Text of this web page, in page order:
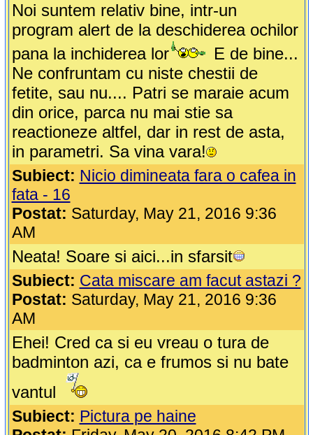
Noi suntem relativ bine, intr-un
program alert de la deschiderea ochilor
pana la inchiderea lor
E de bine...
Ne confruntam cu niste chestii de
fetite, sau nu.... Patri se maraie acum
din orice, parca nu mai stie sa
reactioneze altfel, dar in rest de asta,
in parametri. Sa vina vara!
Subiect: Nicio dimineata fara o cafea in
fata - 16
Postat: Saturday, May 21, 2016 9:36
AM
Neata! Soare si aici...in sfarsit
Subiect: Cata miscare am facut astazi ?
Postat: Saturday, May 21, 2016 9:36
AM
Ehei! Cred ca si eu vreau o tura de
badminton azi, ca e frumos si nu bate
vantul
Subiect: Pictura pe haine